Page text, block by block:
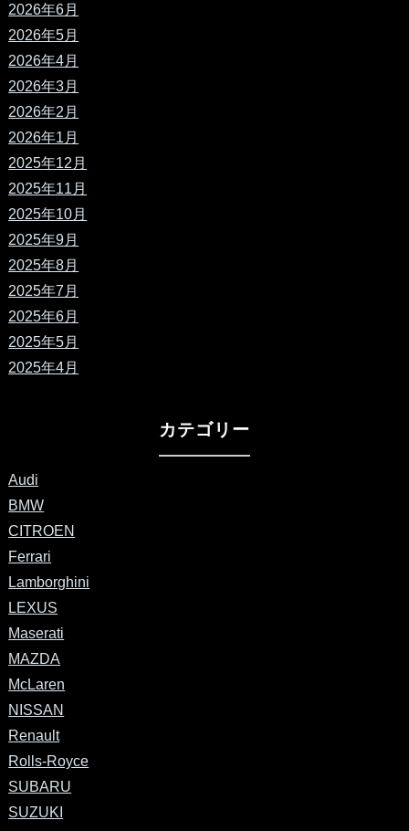
2026年6月
2026年5月
2026年4月
2026年3月
2026年2月
2026年1月
2025年12月
2025年11月
2025年10月
2025年9月
2025年8月
2025年7月
2025年6月
2025年5月
2025年4月
カテゴリー
Audi
BMW
CITROEN
Ferrari
Lamborghini
LEXUS
Maserati
MAZDA
McLaren
NISSAN
Renault
Rolls-Royce
SUBARU
SUZUKI